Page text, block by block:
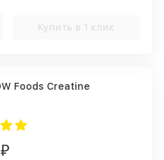
Купить в 1 клик
Foods Creatine
₽